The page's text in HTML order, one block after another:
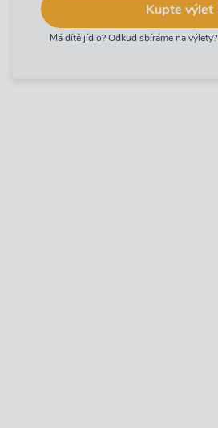
Kupte výlet
Má dítě jídlo? Odkud sbíráme na výlety?